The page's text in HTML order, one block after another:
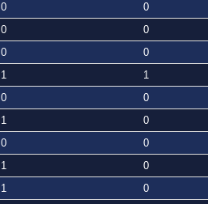
0
0
0
0
0
0
1
1
0
0
1
0
0
0
1
0
1
0